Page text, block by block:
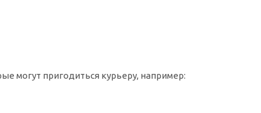
могут пригодиться курьеру, например: